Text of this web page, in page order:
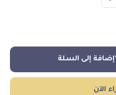
إضافة إلى السلة
الآن